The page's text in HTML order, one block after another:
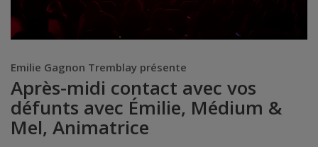
Emilie Gagnon Tremblay présente
Après-midi contact avec vos
défunts avec Émilie, Médium &
Mel, Animatrice